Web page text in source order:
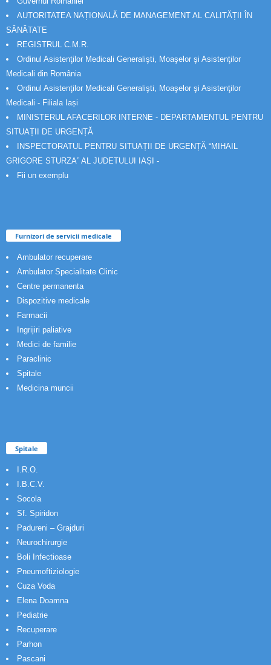
AUTORITATEA NAȚIONALĂ DE MANAGEMENT AL CALITĂȚII ÎN
SĂNĂTATE
REGISTRUL C.M.R.
Ordinul Asistenţilor Medicali Generalişti, Moaşelor şi Asistenţilor
Medicali din România
Ordinul Asistenţilor Medicali Generalişti, Moaşelor şi Asistenţilor
Medicali - Filiala Iași
MINISTERUL AFACERILOR INTERNE - DEPARTAMENTUL PENTRU
SITUAȚII DE URGENȚĂ
INSPECTORATUL PENTRU SITUAȚII DE URGENȚĂ “MIHAIL
GRIGORE STURZA” AL JUDETULUI IAȘI -
Fii un exemplu
Furnizori de servicii medicale
Ambulator recuperare
Ambulator Specialitate Clinic
Centre permanenta
Dispozitive medicale
Farmacii
Ingrijiri paliative
Medici de familie
Paraclinic
Spitale
Medicina muncii
Spitale
I.R.O.
I.B.C.V.
Socola
Sf. Spiridon
Padureni – Grajduri
Neurochirurgie
Boli Infectioase
Pneumoftiziologie
Cuza Voda
Elena Doamna
Pediatrie
Recuperare
Parhon
Pascani